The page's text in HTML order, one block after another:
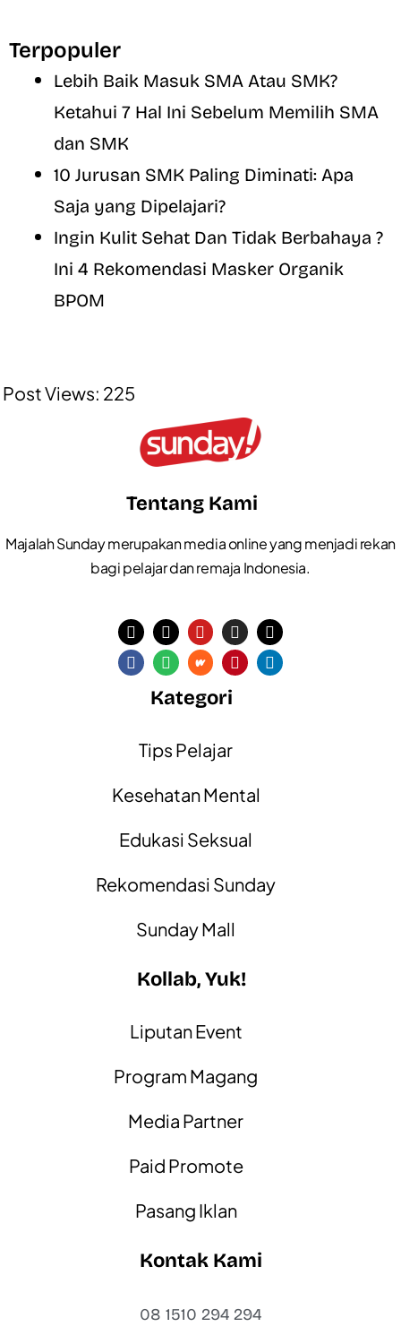
Terpopuler
Lebih Baik Masuk SMA Atau SMK?
Ketahui 7 Hal Ini Sebelum Memilih SMA
dan SMK
10 Jurusan SMK Paling Diminati: Apa
Saja yang Dipelajari?
Ingin Kulit Sehat Dan Tidak Berbahaya ?
Ini 4 Rekomendasi Masker Organik
BPOM
Post Views: 225
Tentang Kami
Majalah Sunday merupakan media online yang menjadi rekan
bagi pelajar dan remaja Indonesia.
Kategori
Tips Pelajar
Kesehatan Mental
Edukasi Seksual
Rekomendasi Sunday
Sunday Mall
Kollab, Yuk!
Liputan Event
Program Magang
Media Partner
Paid Promote
Pasang Iklan
Kontak Kami
08 1510 294 294